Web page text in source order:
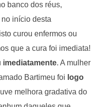
banco dos réus,
início desta
curou enfermos ou
que a cura foi imediata!
imediatamente. A mulher
Bartimeu foi logo
melhora gradativa do